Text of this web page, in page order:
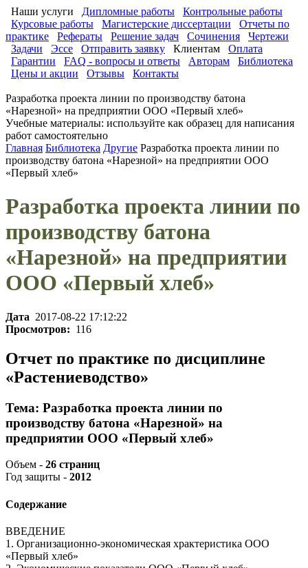
Наши услуги Дипломные работы
Контрольные работы
Курсовые работы
Магистерские диссертации
Отчеты по
практике
Рефераты Решение задач Сочинения
Чертежи
Задачи
Эссе Отправить заявку Клиентам
Оплата
Гарантии
FAQ - вопросы и ответы Авторам
Библиотека
Цены и акции
Отзывы Контакты
Разработка проекта линии по производству батона
«Нарезной» на предприятии ООО «Первый хлеб»
Учебные материалы: используйте как образец для написания
работ самостоятельно
Главная Библиотека Другие Разработка проекта линии по
производству батона «Нарезной» на предприятии ООО
«Первый хлеб»
Разработка проекта линии по
производству батона
«Нарезной» на предприятии
ООО «Первый хлеб»
Дата 2017-08-22 17:12:22
Просмотров: 116
Отчет по практике по дисциплине
«Растениеводство»
Тема: Разработка проекта линии по
производству батона «Нарезной» на
предприятии ООО «Первый хлеб»
Объем - 26 страниц
Год защиты - 2012
Содержание
ВВЕДЕНИЕ
1. Организационно-экономическая храктеристика ООО
«Первый хлеб»